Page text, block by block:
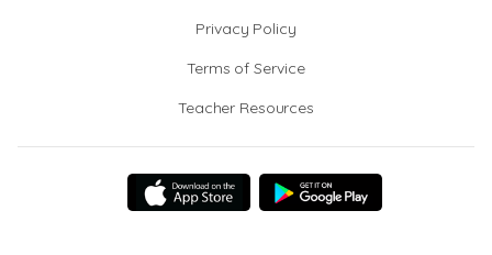
Privacy Policy
Terms of Service
Teacher Resources